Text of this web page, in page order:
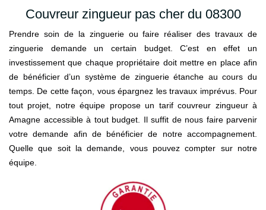
Couvreur zingueur pas cher du 08300
Prendre soin de la zinguerie ou faire réaliser des travaux de
zinguerie demande un certain budget. C’est en effet un
investissement que chaque propriétaire doit mettre en place afin
de bénéficier d’un système de zinguerie étanche au cours du
temps. De cette façon, vous épargnez les travaux imprévus. Pour
tout projet, notre équipe propose un tarif couvreur zingueur à
Amagne accessible à tout budget. Il suffit de nous faire parvenir
votre demande afin de bénéficier de notre accompagnement.
Quelle que soit la demande, vous pouvez compter sur notre
équipe.